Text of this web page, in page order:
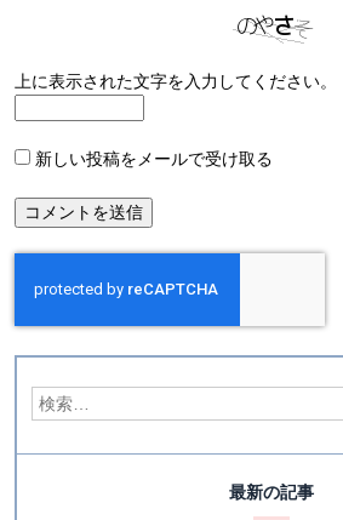
上に表示された文字を入力してください。
新しい投稿をメールで受け取る
最新の記事